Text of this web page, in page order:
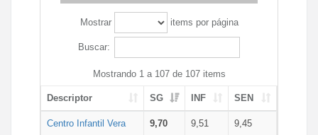
Mostrar items por página
Buscar:
Mostrando 1 a 107 de 107 items
Descriptor SG INF SEN
Centro Infantil Vera 9,70 9,51 9,45